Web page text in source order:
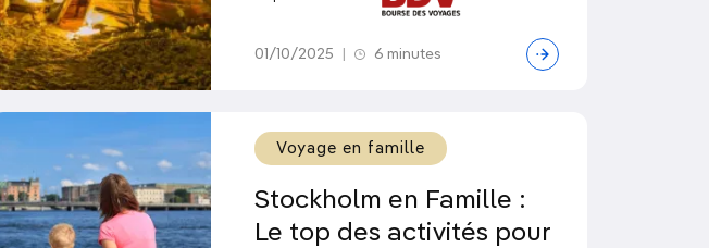
01/10/2025 6 minutes
Voyage en famille
Stockholm en Famille :
Le top des activités pour